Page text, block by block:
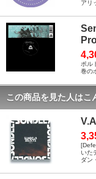
アリ
ポル
巻の
この商品を見た人はこ
いた
ダン